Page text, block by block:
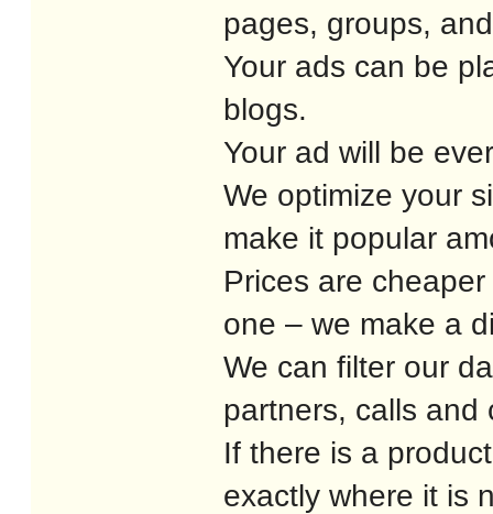
pages, groups,
Your ads can be
blogs.
Your ad will be
We optimize your
make it popular
Prices are
one – we make a
We can filter our
partners, calls and
If there is a
exactly where it is